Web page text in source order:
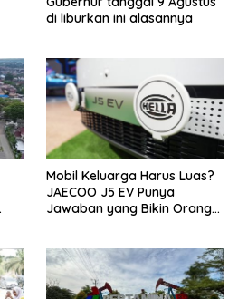
di liburkan ini alasannya
Mobil Keluarga Harus Luas?
JAECOO J5 EV Punya
Jawaban yang Bikin Orang